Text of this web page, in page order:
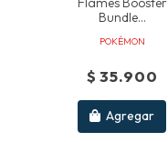
Bundle...
POKÉMON
$ 35.900
Agregar